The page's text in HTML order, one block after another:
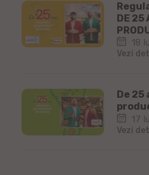
DE 25
18
Vezi
De
17
Vezi